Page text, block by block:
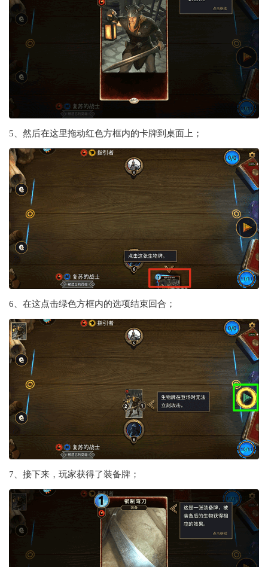
5、然后在这里拖动红色方框内的卡牌到桌面上；
6、在这点击绿色方框内的选项结束回合；
7、接下来，玩家获得了装备牌；